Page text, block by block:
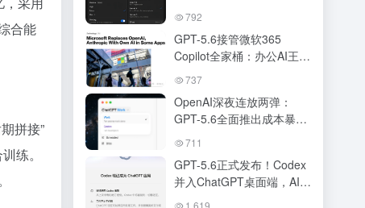
合能
拼接”
练。
5.6 驱动下 OpenAI 真追上
极对决
792
GPT-5.6接管微软365
Copilot全家桶：办公AI王座
易主，DeepSWE跑分碾压
Agent塞进手机
737
OpenAI深夜连放两弹：
GPT-5.6全面推出成本暴打
Fable-5，ChatGPT与
711
GPT-5.6正式发布！Codex
并入ChatGPT桌面端，AI超
级应用时代正式开启
1,619